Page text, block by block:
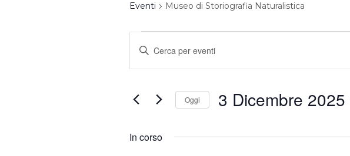
Eventi Museo di Storiografia Naturalistica
Eventi
for
3
2025
Eventi
Ricerca
e
Navigazione
Inserisci
Cerca
per
Oggi 3 Dicembre 2025
la
In corso